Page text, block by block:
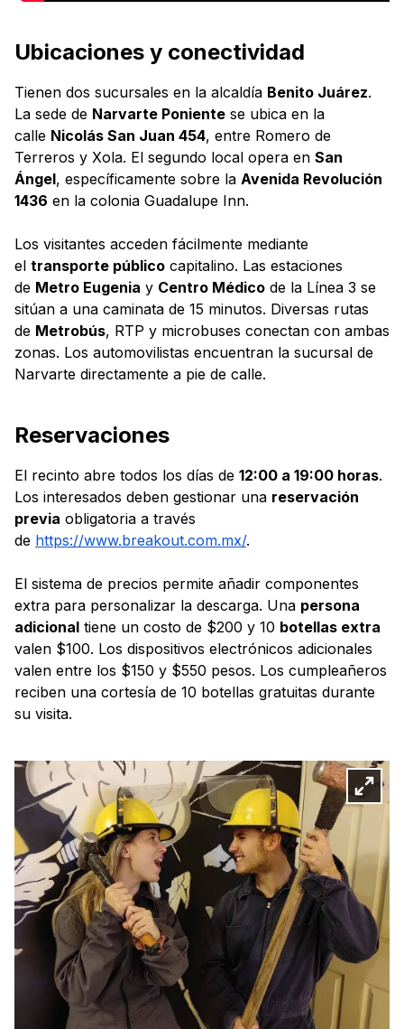
Ubicaciones y conectividad
Tienen dos sucursales en la alcaldía Benito Juárez.
La sede de Narvarte Poniente se ubica en la
calle Nicolás San Juan 454, entre Romero de
Terreros y Xola. El segundo local opera en San
Ángel, específicamente sobre la Avenida Revolución
1436 en la colonia Guadalupe Inn.
Los visitantes acceden fácilmente mediante
el transporte público capitalino. Las estaciones
de Metro Eugenia y Centro Médico de la Línea 3 se
sitúan a una caminata de 15 minutos. Diversas rutas
de Metrobús, RTP y microbuses conectan con ambas
zonas. Los automovilistas encuentran la sucursal de
Narvarte directamente a pie de calle.
Reservaciones
El recinto abre todos los días de 12:00 a 19:00 horas.
Los interesados deben gestionar una reservación
previa obligatoria a través
de https://www.breakout.com.mx/.
El sistema de precios permite añadir componentes
extra para personalizar la descarga. Una persona
adicional tiene un costo de $200 y 10 botellas extra
valen $100. Los dispositivos electrónicos adicionales
valen entre los $150 y $550 pesos. Los cumpleañeros
reciben una cortesía de 10 botellas gratuitas durante
su visita.